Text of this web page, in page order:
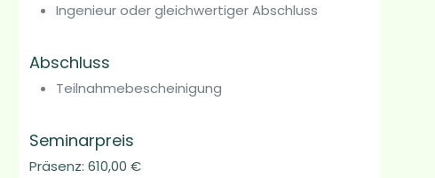
Ingenieur oder gleichwertiger Abschluss
Abschluss
Teilnahmebescheinigung
Seminarpreis
Präsenz: 610,00 €